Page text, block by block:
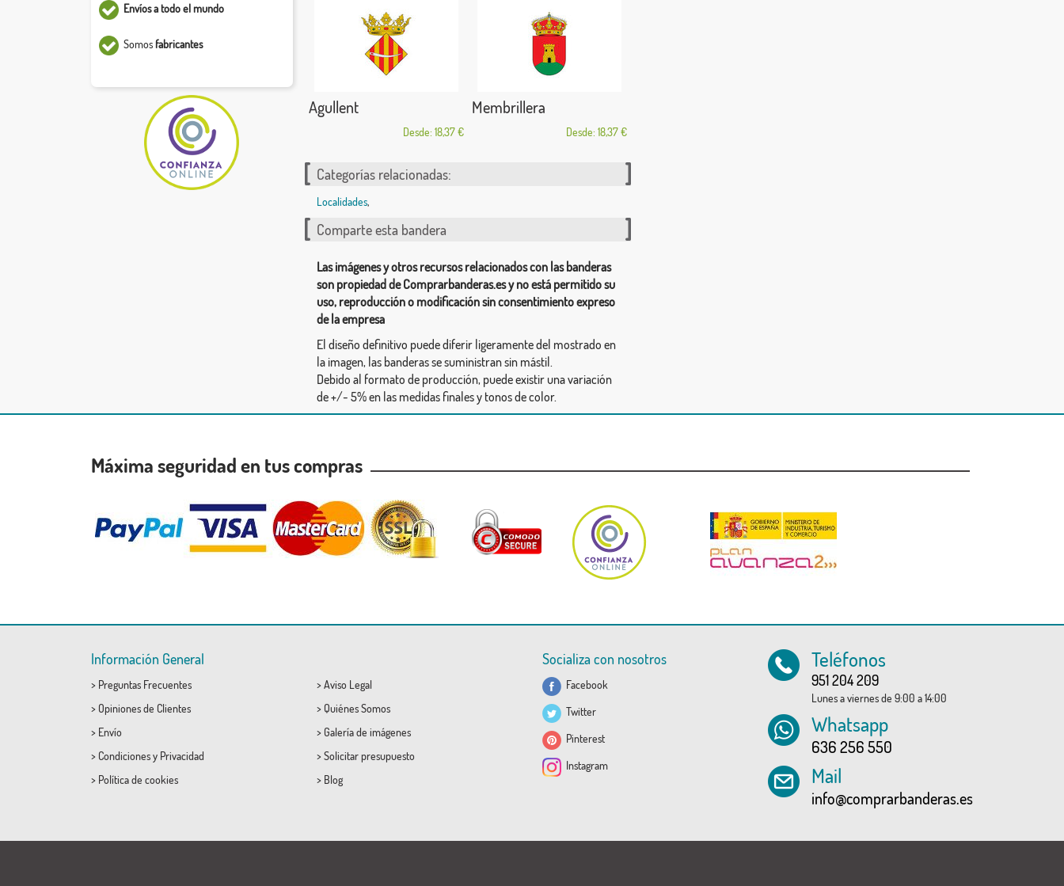
Envíos a todo el mundo
Somosfabricantes
Agullent
Desde: 18,37 €
Membrillera
Desde: 18,37 €
Categorías relacionadas:
Localidades,
Comparte esta bandera
Las imágenes y otros recursos relacionados con las banderas
son propiedad de Comprarbanderas.es y no está permitido su
uso, reproducción o modificación sin consentimiento expreso
de la empresa
El diseño definitivo puede diferir ligeramente del mostrado en
la imagen, las banderas se suministran sin mástil.
Debido al formato de producción, puede existir una variación
de +/- 5% en las medidas finales y tonos de color.
Máxima seguridad en tus compras
Información General
> Preguntas Frecuentes
> Opiniones de Clientes
> Envío
> Condicionesy Privacidad
> Política de cookies
> Aviso Legal
> Quiénes Somos
> Galería de imágenes
> Solicitar presupuesto
> Blog
Socializa con nosotros
Facebook
Twitter
Pinterest
Instagram
Teléfonos
951 204 209
Lunes a viernes de 9:00 a 14:00
Whatsapp
636 256 550
Mail
info@comprarbanderas.es